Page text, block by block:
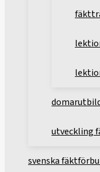
utveckling
svenska